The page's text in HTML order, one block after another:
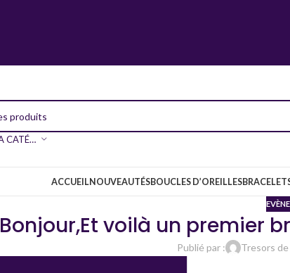
SÉLECTIONNER LA CATÉGORIE
ACCUEILNOUVEAUTÉSBOUCLES D’OREILLES
Bonjour,Et voilà un premier
Publié par : Tresors